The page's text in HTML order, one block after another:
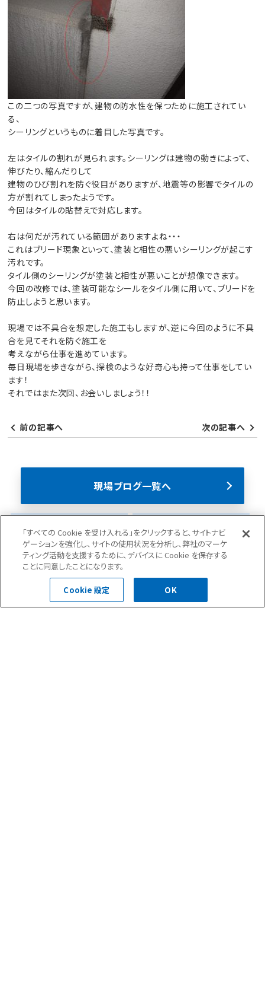
この二つの写真ですが、建物の防水性を保つために施工されてい
る、
シーリングというものに着目した写真です。
左はタイルの割れが見られます。シーリングは建物の動きによって、
伸びたり、縮んだりして
建物のひび割れを防ぐ役目がありますが、地震等の影響でタイルの
方が割れてしまったようです。
今回はタイルの貼替えで対応します。
右は何だが汚れている範囲がありますよね・・・
これはブリード現象といって、塗装と相性の悪いシーリングが起こす
汚れです。
タイル側のシーリングが塗装と相性が悪いことが想像できます。
今回の改修では、塗装可能なシールをタイル側に用いて、ブリードを
防止しようと思います。
現場では不具合を想定した施工もしますが、逆に今回のように不具
合を見てそれを防ぐ施工を
考えながら仕事を進めています。
毎日現場を歩きながら、探検のような好奇心も持って仕事をしてい
ます！
それではまた次回、お会いしましょう！！
前の記事へ 次の記事へ
現場ブログ一覧へ
ニュース(35) 現場ブログ(284)
「すべての Cookie を受け入れる」をクリックすると、サイトナビ
ゲーションを強化し、サイトの使用状況を分析し、弊社のマーケ
ティング活動を支援するために、デバイスに Cookie を保存する
ことに同意したことになります。
Cookie 設定 OK